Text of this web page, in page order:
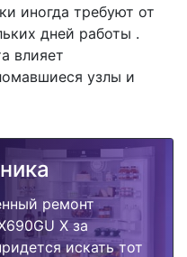
иногда требуют от
дней работы .
влияет
узлы и
ремонт
X за
искать тот